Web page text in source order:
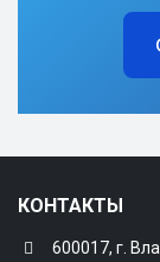
КОНТАКТЫ
600017, г.